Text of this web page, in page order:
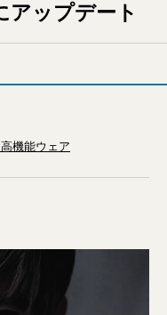
アップデート
機能ウェア